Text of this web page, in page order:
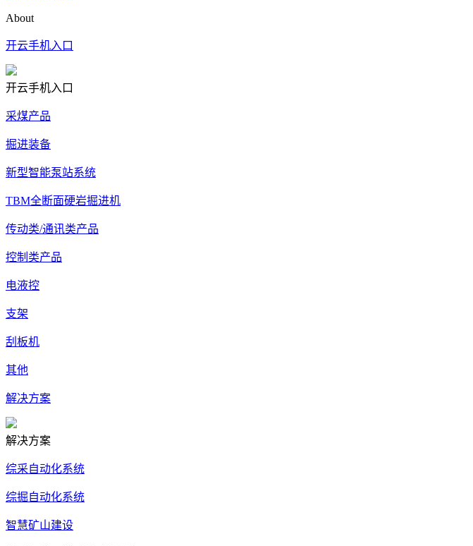
About
开云手机入口
开云手机入口
采煤产品
掘进装备
新型智能泵站系统
TBM全断面硬岩掘进机
传动类/通讯类产品
控制类产品
电液控
支架
刮板机
其他
解决方案
解决方案
综采自动化系统
综掘自动化系统
智慧矿山建设